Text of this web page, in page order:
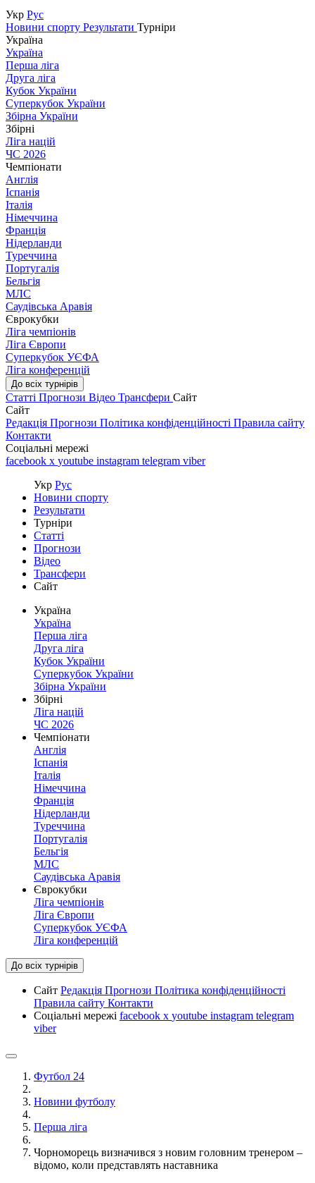
Укр Рус
Новини спорту Результати Турніри
Україна
Україна
Перша ліга
Друга ліга
Кубок України
Суперкубок України
Збірна України
Збірні
Ліга націй
ЧС 2026
Чемпіонати
Англія
Іспанія
Італія
Німеччина
Франція
Нідерланди
Туреччина
Португалія
Бельгія
МЛС
Саудівська Аравія
Єврокубки
Ліга чемпіонів
Ліга Європи
Суперкубок УЄФА
Ліга конференцій
До всіх турнірів
Статті Прогнози Відео Трансфери Сайт
Сайт
Редакція Прогнози Політика конфіденційності Правила сайту
Контакти
Соціальні мережі
facebook x youtube instagram telegram viber
Укр Рус
Новини спорту
Результати
Турніри
Статті
Прогнози
Відео
Трансфери
Сайт
Україна
Україна
Перша ліга
Друга ліга
Кубок України
Суперкубок України
Збірна України
Збірні
Ліга націй
ЧС 2026
Чемпіонати
Англія
Іспанія
Італія
Німеччина
Франція
Нідерланди
Туреччина
Португалія
Бельгія
МЛС
Саудівська Аравія
Єврокубки
Ліга чемпіонів
Ліга Європи
Суперкубок УЄФА
Ліга конференцій
До всіх турнірів
Сайт Редакція Прогнози Політика конфіденційності
Правила сайту Контакти
Соціальні мережі facebook x youtube instagram telegram
viber
Футбол 24
Новини футболу
Перша ліга
Чорноморець визначився з новим головним тренером –
відомо, коли представлять наставника